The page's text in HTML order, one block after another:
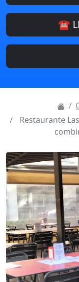
☎️
Restaurante